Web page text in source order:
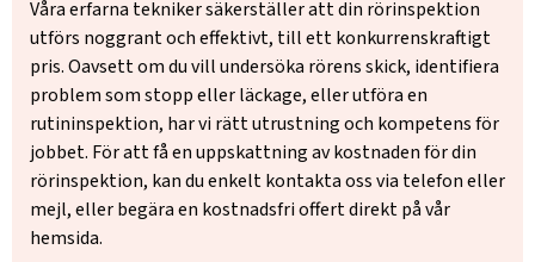
Våra erfarna tekniker säkerställer att din rörinspektion
utförs noggrant och effektivt, till ett konkurrenskraftigt
pris. Oavsett om du vill undersöka rörens skick, identifiera
problem som stopp eller läckage, eller utföra en
rutininspektion, har vi rätt utrustning och kompetens för
jobbet. För att få en uppskattning av kostnaden för din
rörinspektion, kan du enkelt kontakta oss via telefon eller
mejl, eller begära en kostnadsfri offert direkt på vår
hemsida.